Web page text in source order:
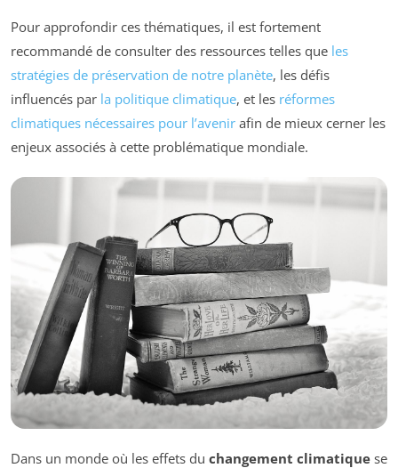
Pour approfondir ces thématiques, il est fortement
recommandé de consulter des ressources telles que les
stratégies de préservation de notre planète, les défis
influencés par la politique climatique, et les réformes
climatiques nécessaires pour l’avenir afin de mieux cerner les
enjeux associés à cette problématique mondiale.
Dans un monde où les effets du changement climatique se